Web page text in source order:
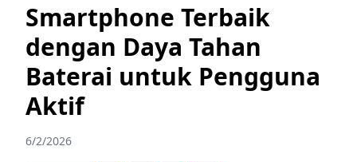
Smartphone Terbaik
dengan Daya Tahan
Baterai untuk Pengguna
Aktif
6/2/2026